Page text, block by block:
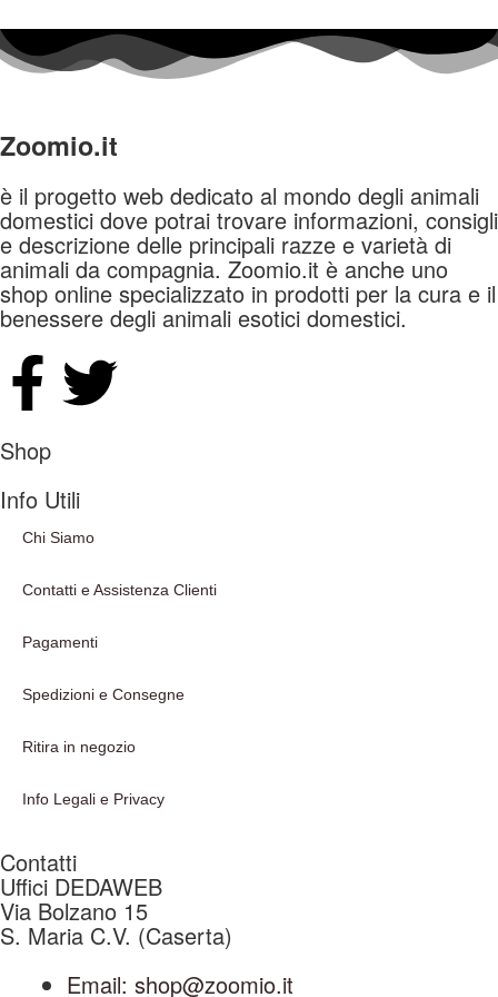
Zoomio.it
è il progetto web dedicato al mondo degli animali
domestici dove potrai trovare informazioni, consigli
e descrizione delle principali razze e varietà di
animali da compagnia. Zoomio.it è anche uno
shop online specializzato in prodotti per la cura e il
benessere degli animali esotici domestici.
Shop
Info Utili
Chi Siamo
Contatti e Assistenza Clienti
Pagamenti
Spedizioni e Consegne
Ritira in negozio
Info Legali e Privacy
Contatti
Uffici DEDAWEB
Via Bolzano 15
S. Maria C.V. (Caserta)
Email: shop@zoomio.it